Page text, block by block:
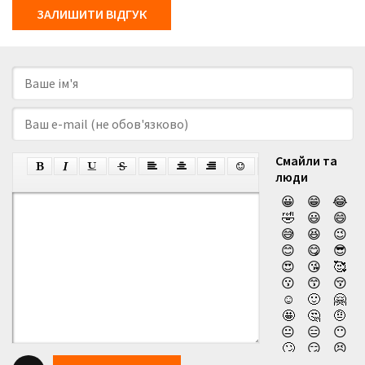
ЗАЛИШИТИ ВІДГУК
Смайли та
люди
😀
😁
😂
🤣
😃
😄
😅
😆
😉
😊
😋
😎
😍
😘
🥰
😗
😙
😚
☺️
🙂
🤗
🤩
🤔
🤨
😐
😑
😶
🙄
😏
😣